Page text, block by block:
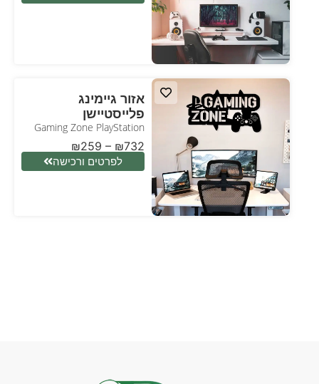
אזור גיימינג
פלייסטיישן
Gaming Zone PlayStation
₪259 – ₪732
לפרטים ורכישה